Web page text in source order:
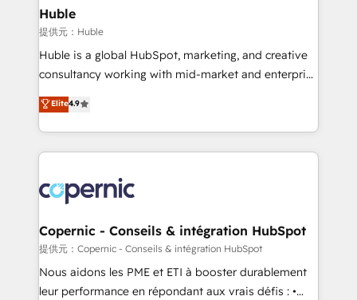
without outside dependencies. You’ll learn how to: •
Set up, audit, and organize your HubSpot portal •
Get your sales team fully using HubSpot • Track
pipeline and revenue across the entire buyer journey
growth • Create content and videos that attract
buyers • Use AI to scale smarter Our coaching-led
lasts. So if you're ready to become the most trusted
voice in your market, let’s talk.
Huble
提供元：Huble
Huble is a global HubSpot, marketing, and creative
consultancy working with mid-market and enterprise
businesses. We go beyond implementation, shaping
the strategy, processes, and teams that turn
HubSpot into a genuine growth engine. Named
HubSpot's Global Partner of the Year in 2024,
worldwide, and with over 15 years in the ecosystem,
Huble has built a track record that speaks for itself.
One company, one operating model, delivering
across offices and consulting teams in the UK, USA,
Canada, Germany, France, Belgium, Singapore, and
South Africa. Certified compliant with ISO/IEC
Elite4.9
Copernic - Conseils & intégration HubSpot
提供元：Copernic - Conseils & intégration HubSpot
Nous aidons les PME et ETI à booster durablement
leur performance en répondant aux vrais défis : •